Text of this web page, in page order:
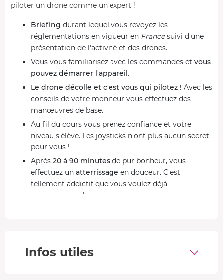
piloter un drone comme un expert !
Briefing durant lequel vous revoyez les
réglementations en vigueur en Francesuivi d'une
présentation de l'activité et des drones.
Vous vous familiarisez avec les commandes et vous
pouvez démarrer l'appareil.
Le drone décolle et c'est vous qui pilotez ! Avec les
conseils de votre moniteur vous effectuez des
manœuvres de base.
Au fil du cours vous prenez confiance et votre
niveau s'élève. Les joysticks n'ont plus aucun secret
pour vous !
Après 20 à 90 minutes de pur bonheur, vous
effectuez un atterrissage en douceur. C'est
tellement addictif que vous voulez déjà
recommencer !
apprenez à mettre en route l'appareil en toute sécurité et
régler ses paramètres
Infos utiles